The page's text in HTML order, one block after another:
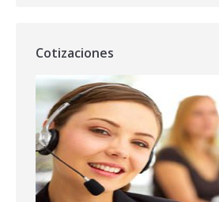
Cotizaciones